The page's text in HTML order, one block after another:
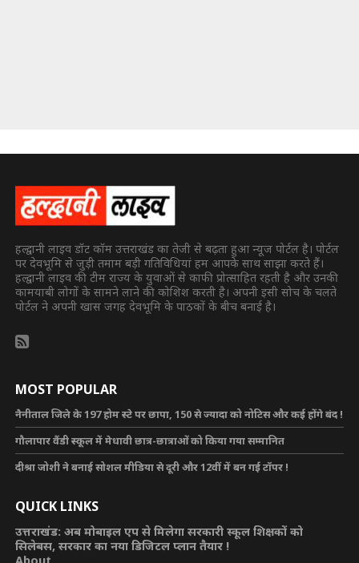
हल्द्वानी लाइव डॉट कॉम उत्तराखंड का तेजी से बढ़ता हुआ न्यूज पोर्टल है। पोर्टल
पर देवभूमि से जुड़ी तमाम बड़ी गतिविधियां हम आपके साथ साझा करते हैं।
हल्द्वानी लाइव की टीम राज्य के युवाओं से काफी प्रोत्साहित रहती है और उनकी
कामयाबी लोगों के सामने लाने की कोशिश करती है। अपनी इसी सोच के चलते
पोर्टल ने अपनी खास जगह देवभूमि के पाठकों के बीच बनाई है।
MOST POPULAR
नैनीताल जिले के 197 होम स्टे पर छापा, 150 से ज्यादा को नोटिस और कई होंगे बंद !
गौलापार वैंडी स्कूल में मेधावी छात्र-छात्राओं को किया गया सम्मानित
दीश्रा जोशी ने बनाई सोशल मीडिया से दूरी और 12वीं में बन गई टॉपर !
QUICK LINKS
उत्तराखंड: अब मोबाइल एप से मिलेगा सरकारी स्कूल शिक्षकों को
सिलेबस, सरकार का नया डिजिटल प्लान तैयार !